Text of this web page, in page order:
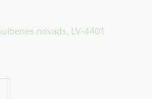
novads, LV-4401